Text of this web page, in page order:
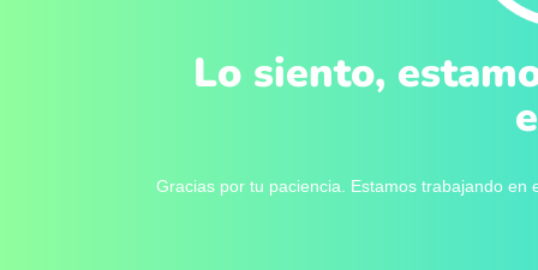
Lo siento,
Gracias por tu paciencia. Estamos trabajando en